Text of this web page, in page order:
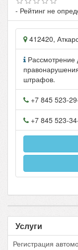
- Рейтинг не
412420,
Рассмотрение
штрафов.
+7 845 523-
+7 845 523-
Услуги
Регистрация